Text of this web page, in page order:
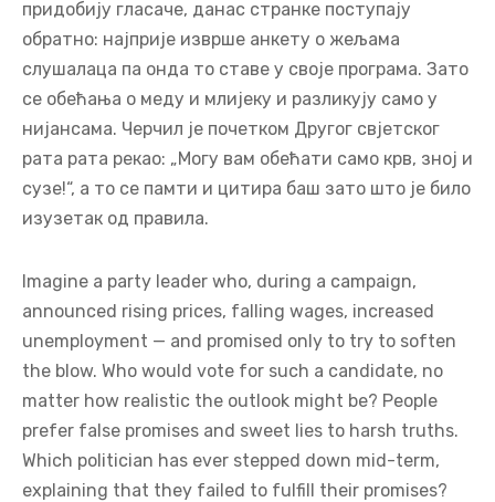
рата рата рекао: „Могу вам обећати само крв, зној и
сузе!“, а то се памти и цитира баш зато што је било
изузетак од правила.
Imagine a party leader who, during a campaign,
announced rising prices, falling wages, increased
unemployment — and promised only to try to soften
the blow. Who would vote for such a candidate, no
prefer false promises and sweet lies to harsh truths.
Which politician has ever stepped down mid-term,
explaining that they failed to fulfill their promises?
They’ll find a thousand excuses in unforeseen
circumstances, mostly blaming objective difficulties,
rarely admitting subjective shortcomings — and
often pointing to external and internal enemies. Yet
no one ever actually doesnothingat all — so while